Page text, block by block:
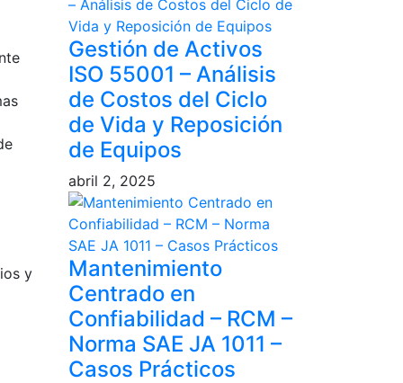
y
Gestión de Activos
ISO 55001 – Análisis
de Costos del Ciclo
de Vida y Reposición
de Equipos
abril 2, 2025
Mantenimiento
Centrado en
Confiabilidad – RCM –
Norma SAE JA 1011 –
Casos Prácticos